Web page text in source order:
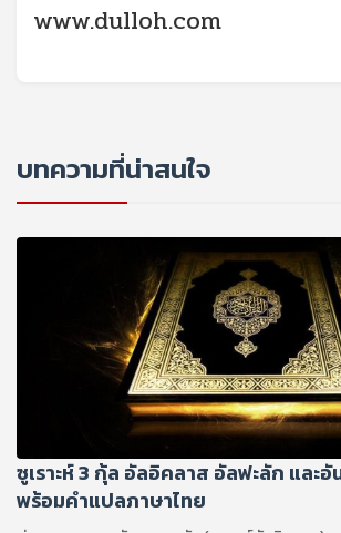
www.dulloh.com
บทความที่น่าสนใจ
ซูเราะห์ 3 กุ้ล อัลอิคลาส อัลฟะลัก และ
พร้อมคำแปลภาษาไทย